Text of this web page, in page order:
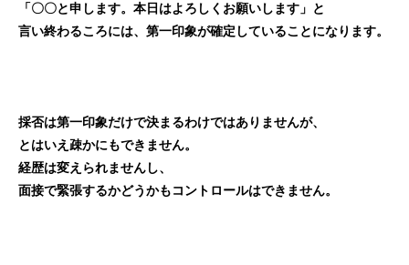
「〇〇と申します。本日はよろしくお願いします」と
言い終わるころには、第一印象が確定していることになります。
採否は第一印象だけで決まるわけではありませんが、
とはいえ疎かにもできません。
経歴は変えられませんし、
面接で緊張するかどうかもコントロールはできません。